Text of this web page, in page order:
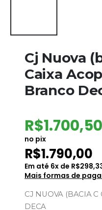
Cj Nuova
Caixa
Branco
R$1.700,50
no pix
R$1.790,00
Em até 6x de R$
Mais formas de
CJ NUOVA (BACIA C
DECA